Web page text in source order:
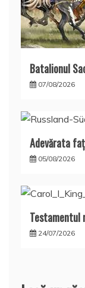
Batalionul
07/08/2026
Adevărata
05/08/2026
24/07/2026